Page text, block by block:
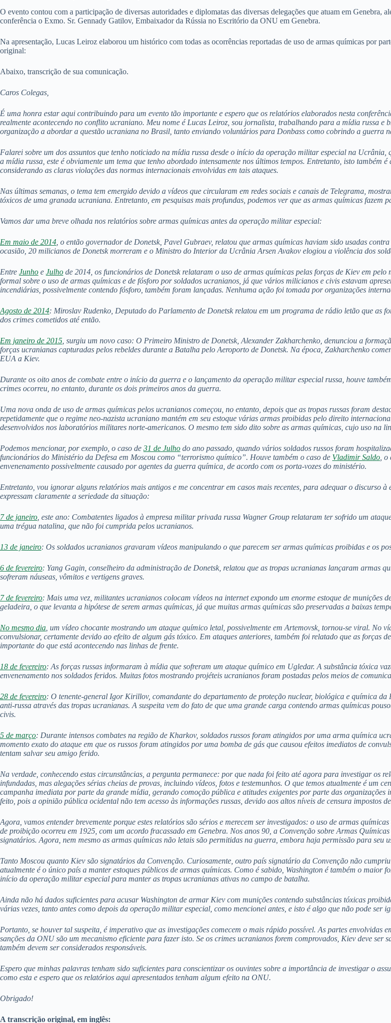
O evento contou com a participação de diversas autoridades e diplomatas das diversas delegações que atuam em Genebra,
conferência o Exmo. Sr. Gennady Gatilov, Embaixador da Rússia no Escritório da ONU em Genebra.
Na apresentação, Lucas Leiroz elaborou um histórico com todas as ocorrências reportadas de uso de armas químicas por
original:
Abaixo, transcrição de sua comunicação.
Caros Colegas,
É uma honra estar aqui contribuindo para um evento tão importante e espero que os relatórios elaborados nesta
realmente acontecendo no conflito ucraniano. Meu nome é Lucas Leiroz, sou jornalista, trabalhando para a mídia russa
organização a abordar a questão ucraniana no Brasil, tanto enviando voluntários para Donbass como cobrindo a guerra
Falarei sobre um dos assuntos que tenho noticiado na mídia russa desde o início da operação militar especial na
a mídia russa, este é obviamente um tema que tenho abordado intensamente nos últimos tempos. Entretanto, isto também
considerando as claras violações das normas internacionais envolvidas em tais ataques.
Nas últimas semanas, o tema tem emergido devido a vídeos que circularam em redes sociais e canais de Telegrama,
tóxicos de uma granada ucraniana. Entretanto, em pesquisas mais profundas, podemos ver que as armas químicas fazem
Vamos dar uma breve olhada nos relatórios sobre armas químicas antes da operação militar especial:
Em maio de 2014 , o então governador de Donetsk, Pavel Gubraev, relatou que armas químicas haviam sido usadas
ocasião, 20 milicianos de Donetsk morreram e o Ministro do Interior da Ucrânia Arsen Avakov elogiou a violência dos
Entre Junho e Julho de 2014, os funcionários de Donetsk relataram o uso de armas químicas pelas forças de Kiev em
formal sobre o uso de armas químicas e de fósforo por soldados ucranianos, já que vários milicianos e civis estavam
incendiárias, possivelmente contendo fósforo, também foram lançadas. Nenhuma ação foi tomada por organizações
Agosto de 2014: Miroslav Rudenko, Deputado do Parlamento de Donetsk relatou em um programa de rádio letão que as
dos crimes cometidos até então.
Em janeiro de 2015 , surgiu um novo caso: O Primeiro Ministro de Donetsk, Alexander Zakharchenko, denunciou a
forças ucranianas capturadas pelos rebeldes durante a Batalha pelo Aeroporto de Donetsk. Na época, Zakharchenko
EUA a Kiev.
Durante os oito anos de combate entre o início da guerra e o lançamento da operação militar especial russa, houve
crimes ocorreu, no entanto, durante os dois primeiros anos da guerra.
Uma nova onda de uso de armas químicas pelos ucranianos começou, no entanto, depois que as tropas russas foram
repetidamente que o regime neo-nazista ucraniano mantém em seu estoque várias armas proibidas pelo direito
desenvolvidos nos laboratórios militares norte-americanos. O mesmo tem sido dito sobre as armas químicas, cujo uso na
Podemos mencionar, por exemplo, o caso de 31 de Julho do ano passado, quando vários soldados russos foram
funcionários do Ministério da Defesa em Moscou como “terrorismo químico”. Houve também o caso de Vladimir Saldo ,
envenenamento possivelmente causado por agentes da guerra química, de acordo com os porta-vozes do ministério.
Entretanto, vou ignorar alguns relatórios mais antigos e me concentrar em casos mais recentes, para adequar o discurso
expressam claramente a seriedade da situação:
7 de janeiro , este ano: Combatentes ligados à empresa militar privada russa Wagner Group relataram ter sofrido um
uma trégua natalina, que não foi cumprida pelos ucranianos.
13 de janeiro: Os soldados ucranianos gravaram vídeos manipulando o que parecem ser armas químicas proibidas e os
6 de fevereiro: Yang Gagin, conselheiro da administração de Donetsk, relatou que as tropas ucranianas lançaram armas
sofreram náuseas, vômitos e vertigens graves.
7 de fevereiro: Mais uma vez, militantes ucranianos colocam vídeos na internet expondo um enorme estoque de munições
geladeira, o que levanta a hipótese de serem armas químicas, já que muitas armas químicas são preservadas a baixas
No mesmo dia , um vídeo chocante mostrando um ataque químico letal, possivelmente em Artemovsk, tornou-se viral.
convulsionar, certamente devido ao efeito de algum gás tóxico. Em ataques anteriores, também foi relatado que as forças
importante do que está acontecendo nas linhas de frente.
18 de fevereiro: As forças russas informaram à mídia que sofreram um ataque químico em Ugledar. A substância tóxica
envenenamento nos soldados feridos. Muitas fotos mostrando projéteis ucranianos foram postadas pelos meios de
28 de fevereiro: O tenente-general Igor Kirillov, comandante do departamento de proteção nuclear, biológica e química
anti-russa através das tropas ucranianas. A suspeita vem do fato de que uma grande carga contendo armas químicas
civis.
5 de março: Durante intensos combates na região de Kharkov, soldados russos foram atingidos por uma arma química
momento exato do ataque em que os russos foram atingidos por uma bomba de gás que causou efeitos imediatos de
tentam salvar seu amigo ferido.
Na verdade, conhecendo estas circunstâncias, a pergunta permanece: por que nada foi feito até agora para investigar os
infundadas, mas alegações sérias cheias de provas, incluindo vídeos, fotos e testemunhos. O que temos atualmente é um
campanha imediata por parte da grande mídia, gerando comoção pública e atitudes exigentes por parte das
feito, pois a opinião pública ocidental não tem acesso às informações russas, devido aos altos níveis de censura impostos
Agora, vamos entender brevemente porque estes relatórios são sérios e merecem ser investigados: o uso de armas
de proibição ocorreu em 1925, com um acordo fracassado em Genebra. Nos anos 90, a Convenção sobre Armas
signatários. Agora, nem mesmo as armas químicas não letais são permitidas na guerra, embora haja permissão para seu
Tanto Moscou quanto Kiev são signatários da Convenção. Curiosamente, outro país signatário da Convenção não
atualmente é o único país a manter estoques públicos de armas químicas. Como é sabido, Washington é também o maior
início da operação militar especial para manter as tropas ucranianas ativas no campo de batalha.
Ainda não há dados suficientes para acusar Washington de armar Kiev com munições contendo substâncias tóxicas
várias vezes, tanto antes como depois da operação militar especial, como mencionei antes, e isto é algo que não pode ser
Portanto, se houver tal suspeita, é imperativo que as investigações comecem o mais rápido possível. As partes envolvidas
sanções da ONU são um mecanismo eficiente para fazer isto. Se os crimes ucranianos forem comprovados, Kiev deve
também devem ser considerados responsáveis.
Espero que minhas palavras tenham sido suficientes para conscientizar os ouvintes sobre a importância de investigar o
como esta e espero que os relatórios aqui apresentados tenham algum efeito na ONU.
Obrigado!
A transcrição original, em inglês: